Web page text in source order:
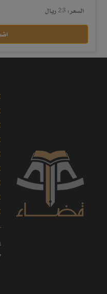
السعر: 23 ريال